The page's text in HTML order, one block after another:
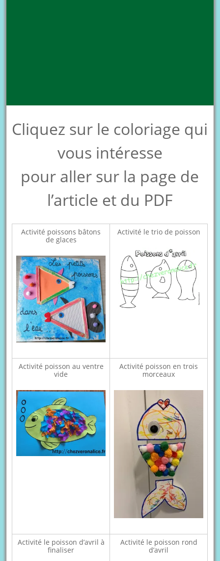
Cliquez sur le coloriage qui
vous intéresse
pour aller sur la page de
l’article et du PDF
Activité poissons bâtons
de glaces
Activité le trio de poisson
Activité poisson au ventre
vide
Activité poisson en trois
morceaux
Activité le poisson d’avril à
finaliser
Activité le poisson rond
d’avril